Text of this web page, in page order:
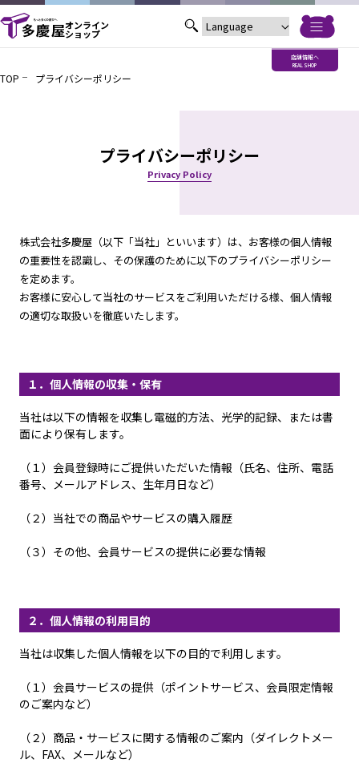
オンライン
ショップ
店舗情報へ
REAL SHOP
TOP プライバシーポリシー
プライバシーポリシー
Privacy Policy
株式会社多慶屋（以下「当社」といいます）は、お客様の個人情報
の重要性を認識し、その保護のために以下のプライバシーポリシー
を定めます。
お客様に安心して当社のサービスをご利用いただける様、個人情報
の適切な取扱いを徹底いたします。
１．個人情報の収集・保有
当社は以下の情報を収集し電磁的方法、光学的記録、または書
面により保有します。
（１）会員登録時にご提供いただいた情報（氏名、住所、電話
番号、メールアドレス、生年月日など）
（２）当社での商品やサービスの購入履歴
（３）その他、会員サービスの提供に必要な情報
２．個人情報の利用目的
当社は収集した個人情報を以下の目的で利用します。
（１）会員サービスの提供（ポイントサービス、会員限定情報
のご案内など）
（２）商品・サービスに関する情報のご案内（ダイレクトメー
ル、FAX、メールなど）